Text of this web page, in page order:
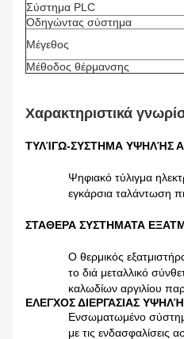
Σύστημα PLC
Οδηγώντας σύστημα
Μέγεθος
Μέθοδος θέρμανσης
Χαρακτηριστικά
ΤΥΛΊΓΩ-ΣΥΣΤΗΜΑ ΥΨΗΛΉΣ
Ψηφιακό τύλιγμα
εγκάρσια ταλάντωση
ΣΤΑΘΕΡΑ ΣΥΣΤΗΜΑΤΑ
Ο θερμικός
το διά μεταλλικό
καλωδίων αργιλίου
ΕΛΕΓΧΟΣ ΔΙΕΡΓΑΣΙΑΣ
Ενσωματωμένο
με τις ενδασφαλίσεις